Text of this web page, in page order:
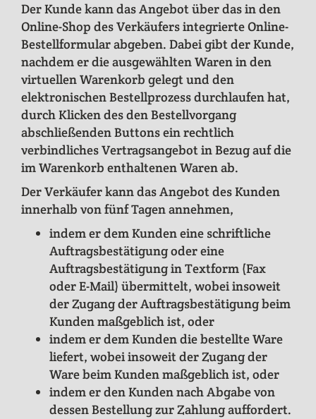
Der Kunde kann das Angebot über das in den
Online-Shop des Verkäufers integrierte Online-
Bestellformular abgeben. Dabei gibt der Kunde,
nachdem er die ausgewählten Waren in den
virtuellen Warenkorb gelegt und den
elektronischen Bestellprozess durchlaufen hat,
durch Klicken des den Bestellvorgang
abschließenden Buttons ein rechtlich
verbindliches Vertragsangebot in Bezug auf die
im Warenkorb enthaltenen Waren ab.
Der Verkäufer kann das Angebot des Kunden
innerhalb von fünf Tagen annehmen,
indem er dem Kunden eine schriftliche
Auftragsbestätigung oder eine
Auftragsbestätigung in Textform (Fax
oder E-Mail) übermittelt, wobei insoweit
der Zugang der Auftragsbestätigung beim
Kunden maßgeblich ist, oder
indem er dem Kunden die bestellte Ware
liefert, wobei insoweit der Zugang der
Ware beim Kunden maßgeblich ist, oder
indem er den Kunden nach Abgabe von
dessen Bestellung zur Zahlung auffordert.